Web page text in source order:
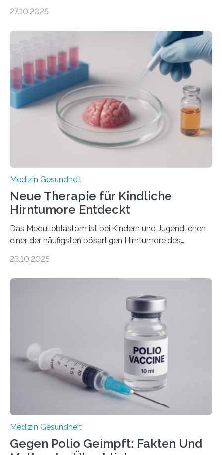
aus dem Deutschen Zentrum für Herzinsuffizienz
im Journal Circulation, warum der Energietransport bei
der Hypertrophen Kardiomyopathie (HCM) versagen
kann und wie sich durch eine Verringerung der
Herzbelastung und des oxidativen Stresses
Rhythmusstörungen reduzieren lassen. Würzburg. Die
hypertrophe Kardiomyopathie (HCM) ist die häufigste
erblich bedingte Herzerkrankung. Sie führt dazu, dass
sich die linke Herzkammer verdickt, der Herzmuskel zu
stark kontrahiert…
27.10.2025
Medizin Gesundheit
Neue Therapie für Kindliche
Hirntumore Entdeckt
Das Medulloblastom ist bei Kindern und Jugendlichen
einer der häufigsten bösartigen Hirntumore des
Betroffenen können mit heutigen Methoden geheilt
Dringend benötigt werden zielgerichtete Therapien, die
nur Tumorschwachstellen angreifen und normales
Gewebe verschonen. Forschende um Daniel Merk vom
Hertie-Institut für klinische Hirnforschung am
Universitätsklinikum Tübingen haben eine solche
Schwachstelle im Erbgut einer Untergruppe des
Medulloblastoms gefunden. Die Wilhelm Sander-
Stiftung unterstützte das Projekt…
23.10.2025
Medizin Gesundheit
Gegen Polio Geimpft: Fakten Und